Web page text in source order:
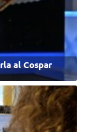
al Cospar